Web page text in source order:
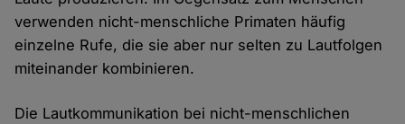
verwenden nicht-menschliche Primaten häufig
einzelne Rufe, die sie aber nur selten zu Lautfolgen
miteinander kombinieren.
Die Lautkommunikation bei nicht-menschlichen